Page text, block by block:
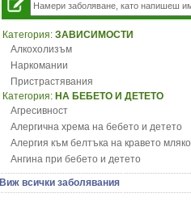
Категория: ЗАВИСИМОСТИ
Алкохолизъм
Наркомании
Пристрастявания
Категория: НА БЕБЕТО И ДЕТЕТО
Агресивност
Алергична хрема на бебето и детето
Алергия към белтъка на кравето мляко
Ангина при бебето и детето
Анемия при бебето и детето
Апетит - пълни деца
Виж всички заболявания